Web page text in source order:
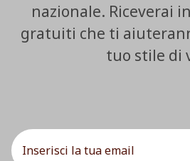
nazionale. Riceverai
gratuiti che ti
tuo stile di